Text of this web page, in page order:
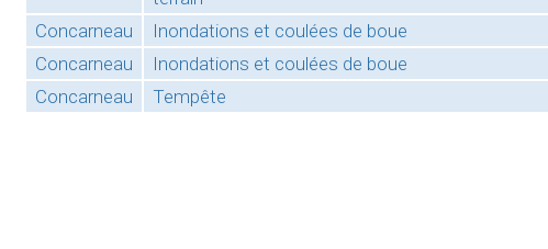
Concarneau Inondations et coulées de boue
Concarneau
Inondations et coulées de boue
Concarneau
Tempête